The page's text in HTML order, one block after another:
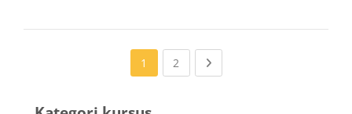
1 2 (current)Next page